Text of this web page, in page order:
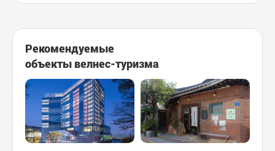
Рекомендуемые
объекты велнес-туризма